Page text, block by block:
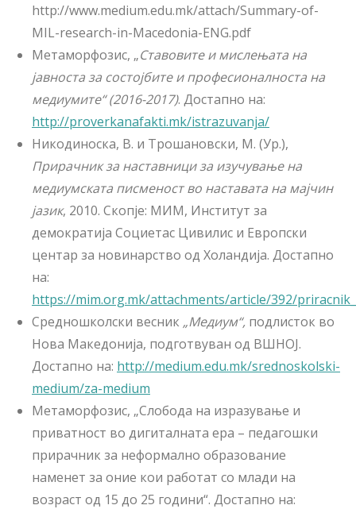
http://www.medium.edu.mk/attach/Summary-of-
MIL-research-in-Macedonia-ENG.pdf
Метаморфозис, „Ставовите и мислењата на
јавноста за состојбите и професионалноста на
медиумите“ (2016-2017). Достапно на:
http://proverkanafakti.mk/istrazuvanja/
Никодиноска, В. и Трошановски, М. (Ур.),
Прирачник за наставници за изучување на
медиумската писменост во наставата на мајчин
јазик, 2010. Скопје: МИМ, Институт за
демократија Социетас Цивилис и Европски
центар за новинарство од Холандија. Достапно
на:
https://mim.org.mk/attachments/article/392/
Средношколски весник „Медиум“, подлисток во
Нова Македонија, подготвуван од ВШНОЈ.
Достапно на: http://medium.edu.mk/srednoskolski-
medium/za-medium
Метаморфозис, „Слобода на изразување и
приватност во дигиталната ера – педагошки
прирачник за неформално образование
наменет за оние кои работат со млади на
возраст од 15 до 25 години“. Достапно на: